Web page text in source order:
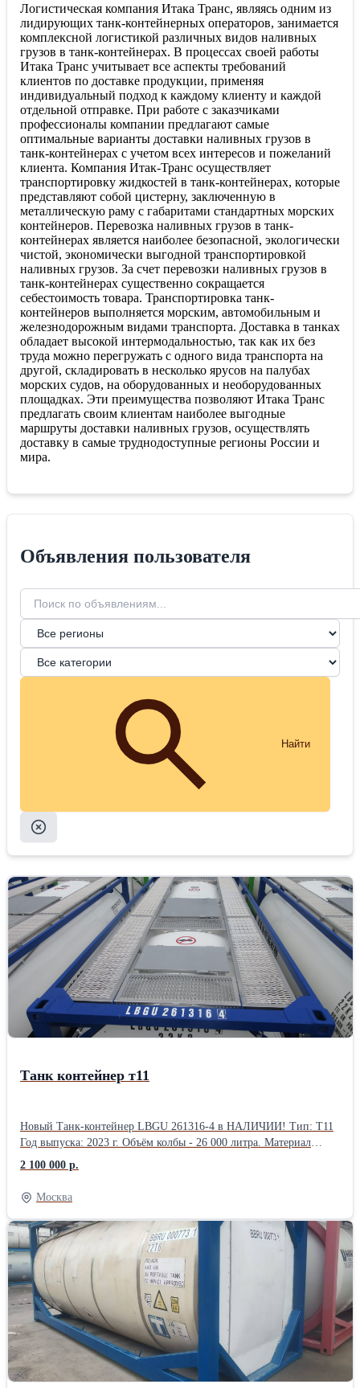
Логистическая компания Итака Транс, являясь одним из
лидирующих танк-контейнерных операторов, занимается
комплексной логистикой различных видов наливных
грузов в танк-контейнерах. В процессах своей работы
Итака Транс учитывает все аспекты требований
клиентов по доставке продукции, применяя
индивидуальный подход к каждому клиенту и каждой
отдельной отправке. При работе с заказчиками
профессионалы компании предлагают самые
оптимальные варианты доставки наливных грузов в
танк-контейнерах с учетом всех интересов и пожеланий
клиента. Компания Итак-Транс осуществляет
транспортировку жидкостей в танк-контейнерах, которые
представляют собой цистерну, заключенную в
металлическую раму с габаритами стандартных морских
контейнеров. Перевозка наливных грузов в танк-
контейнерах является наиболее безопасной, экологически
чистой, экономически выгодной транспортировкой
наливных грузов. За счет перевозки наливных грузов в
танк-контейнерах существенно сокращается
себестоимость товара. Транспортировка танк-
контейнеров выполняется морским, автомобильным и
железнодорожным видами транспорта. Доставка в танках
обладает высокой интермодальностью, так как их без
труда можно перегружать с одного вида транспорта на
другой, складировать в несколько ярусов на палубах
морских судов, на оборудованных и необорудованных
площадках. Эти преимущества позволяют Итака Транс
предлагать своим клиентам наиболее выгодные
маршруты доставки наливных грузов, осуществлять
доставку в самые труднодоступные регионы России и
мира.
Объявления пользователя
Найти
Танк контейнер т11
Новый Танк-контейнер LBGU 261316-4 в НАЛИЧИИ! Тип: T11
Год выпуска: 2023 г. ​​​​​​​Объём колбы - 26 000 литра. ​​​​​​​Материал
колбы: нерж. сталь. ​​​​​​​Рабочее давление: 4 бара. ​​​​​​​Температура
экспл.: -40 +130°. ​​​​​​​Собственная масса контейнера (тара) - 3600 кг.
​​​​​​​Технически допустимая полная масса - 32400 кг. ​​​​​​​Контейнер
оборудован минеральной прослойкой, термоизоляцией и
пароподогревом.
___________________________________________________ ​​​​​​​
Отлично подойдет для перевозки и хранения опасных и
неопасных наливных грузов. Осмотр танк контейнера
заказчиком осуществляется по договоренности в удобное время.
Бесплатная доставка по СПБ!!! Возможен самовывоз с
контейнерного терминала, либо доставка по России и странам
СНГ. ___________________________________________________
Каждый продаваемый нами ТК, полностью обслужен. Все узлы
и агрегаты находятся в рабочем состоянии. Поставляется
заказчику тщательно замытым, обработанным паром и
2 100 000 р.
Москва